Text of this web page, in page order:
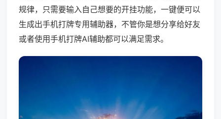
规律，只需要输入自己想要的开挂功能，一键便可以
生成出手机打牌专用辅助器，不管你是想分享给好友
或者使用手机打牌AI辅助都可以满足需求。